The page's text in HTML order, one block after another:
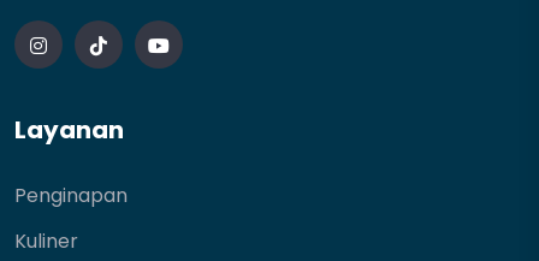
Layanan
Penginapan
Kuliner